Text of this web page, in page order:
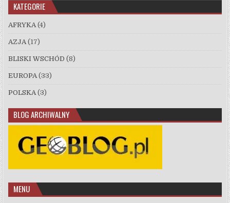
KATEGORIE
AFRYKA(4)
AZJA(17)
BLISKI WSCHÓD (8)
EUROPA(33)
POLSKA(3)
BLOG ARCHIWALNY
MENU